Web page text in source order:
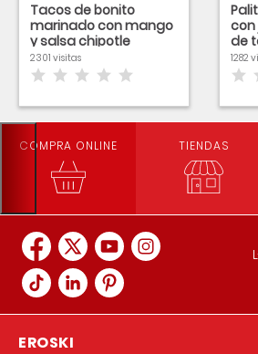
Tacos de bonito
marinado con mango
y salsa chipotle
2301 visitas
con
de
1282
COMPRA ONLINE TIENDAS
EROSKI